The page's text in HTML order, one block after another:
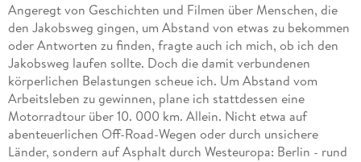
Angeregt von Geschichten und Filmen über Menschen, die
den Jakobsweg gingen, um ­Abstand von etwas zu bekommen
oder ­Antworten zu finden, fragte auch ich mich, ob ich den
Jakobsweg laufen sollte. Doch die damit verbundenen
körperlichen Belastungen scheue ich. Um Abstand vom
Arbeitsleben zu gewinnen, plane ich stattdessen eine
Motorradtour über 10. 000 km. Allein. Nicht etwa auf
abenteuerlichen Off-Road-Wegen oder durch unsichere
Länder, sondern auf Asphalt durch Westeuropa: Berlin - rund